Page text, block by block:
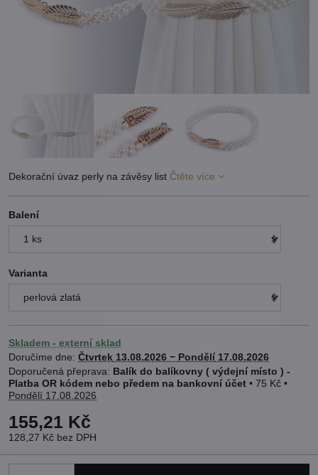
Dekorační úvaz perly na závěsy list Čtěte více
Balení
Varianta
Skladem - externí sklad
Doručíme dne: Čtvrtek 13.08.2026 − Pondělí 17.08.2026
Balík do balíkovny ( výdejní místo ) -
Platba OR kódem nebo předem na bankovní účet • 75 Kč •
Pondělí 17.08.2026
155,21 Kč
128,27 Kč bez DPH